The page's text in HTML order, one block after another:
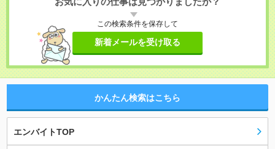
この検索条件を保存して
新着メールを受け取る
かんたん検索はこちら
エンバイトTOP